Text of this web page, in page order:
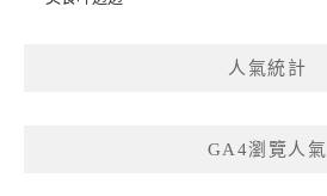
人氣統計
GA4瀏覽人氣